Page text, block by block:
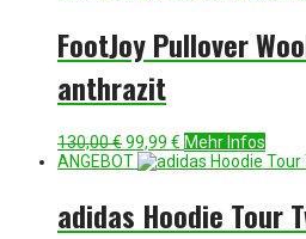
FootJoy Pullover
anthrazit
130,00€Ursprünglicher
Preis
99,99 € Aktueller
Preis
Mehr Infos
ANGEBOT
adidas Hoodie Tour